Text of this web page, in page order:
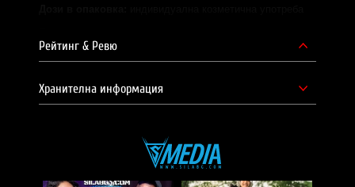
движения.
Съставки:Течно кокосово масло (Liquid Cocos Nucifera)
Само за външна употреба.
Да се избягва контакт с очите.
Съхранявайте на прохладно и сухо място, далеч от
Рейтинг & Ревю
Хранителна информация